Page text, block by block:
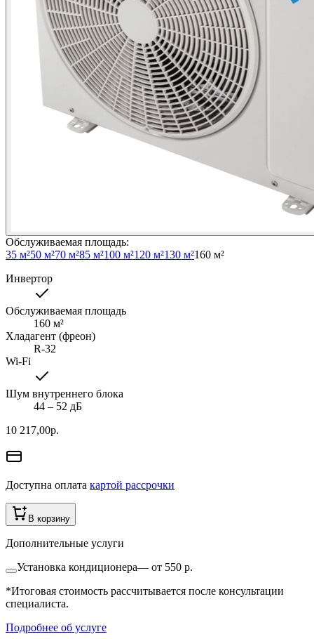
Обслуживаемая площадь:
35 м²50 м²70 м²85 м²100 м²120 м²130 м²160 м²
Инвертор
Обслуживаемая площадь
160 м²
Хладагент (фреон)
R-32
Wi-Fi
Шум внутреннего блока
44 ‒ 52 дБ
10 217,00р.
Доступна оплата картой рассрочки
В корзину
Дополнительные услуги
Установка кондиционера— от 550 р.
*Итоговая стоимость рассчитывается после консультации
специалиста.
Подробнее об услуге